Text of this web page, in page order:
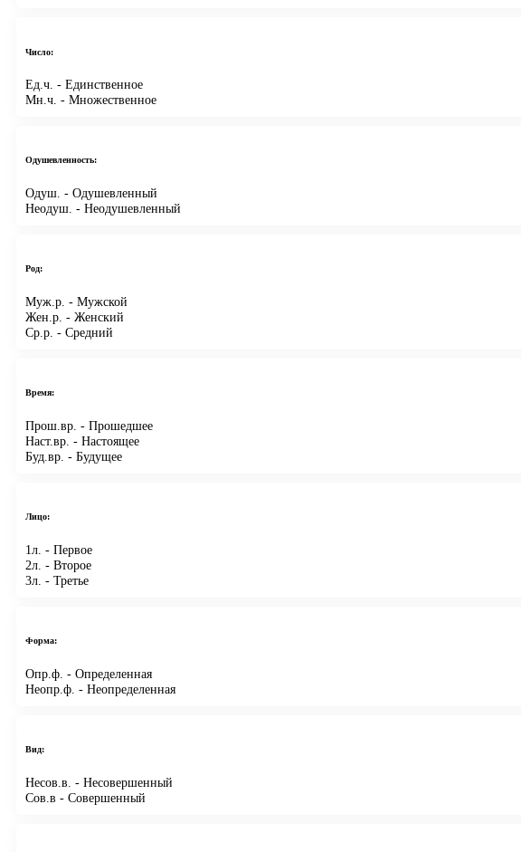
Число:
Ед.ч. - Единственное
Мн.ч. - Множественное
Одушевленность:
Одуш. - Одушевленный
Неодуш. - Неодушевленный
Род:
Муж.р. - Мужской
Жен.р. - Женский
Ср.р. - Средний
Время:
Прош.вр. - Прошедшее
Наст.вр. - Настоящее
Буд.вр. - Будущее
Лицо:
1л. - Первое
2л. - Второе
3л. - Третье
Форма:
Опр.ф. - Определенная
Неопр.ф. - Неопределенная
Вид:
Несов.в. - Несовершенный
Сов.в - Совершенный